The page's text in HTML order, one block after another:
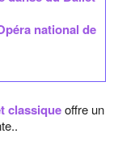
national de
classiqueoffre un